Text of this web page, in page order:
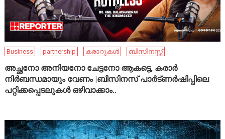
Business partnership കരാറുകൾ ബിസിനസ്സ്
അച്ഛനോ അനിയനോ ചേട്ടനോ ആകട്ടെ, കരാർ
നിർബന്ധമായും വേണം |ബിസിനസ് പാർട്ണർഷിപ്പിലെ
പറ്റിക്കപ്പെടലുകൾ ഒഴിവാക്കാം..